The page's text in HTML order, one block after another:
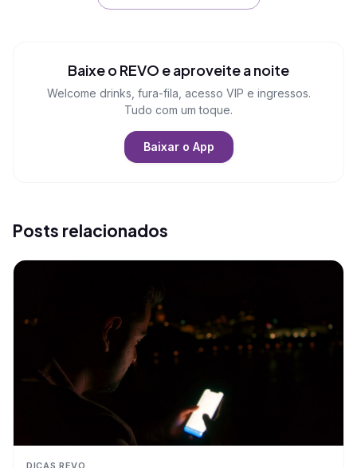
Baixe o REVO e aproveite a noite
Welcome drinks, fura-fila, acesso VIP e ingressos.
Tudo com um toque.
Baixar o App
Posts relacionados
DICAS REVO